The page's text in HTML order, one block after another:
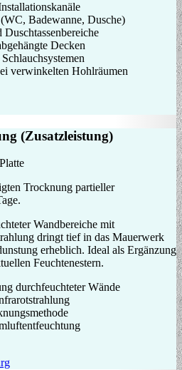
Badewanne, Dusche)
Decken
verwinkelten Hohlräumen
(Zusatzleistung)
Trocknung partieller
Wandbereiche mit
dringt tief in das Mauerwerk
erheblich. Ideal als Ergänzung
Feuchtenestern.
durchfeuchteter Wände